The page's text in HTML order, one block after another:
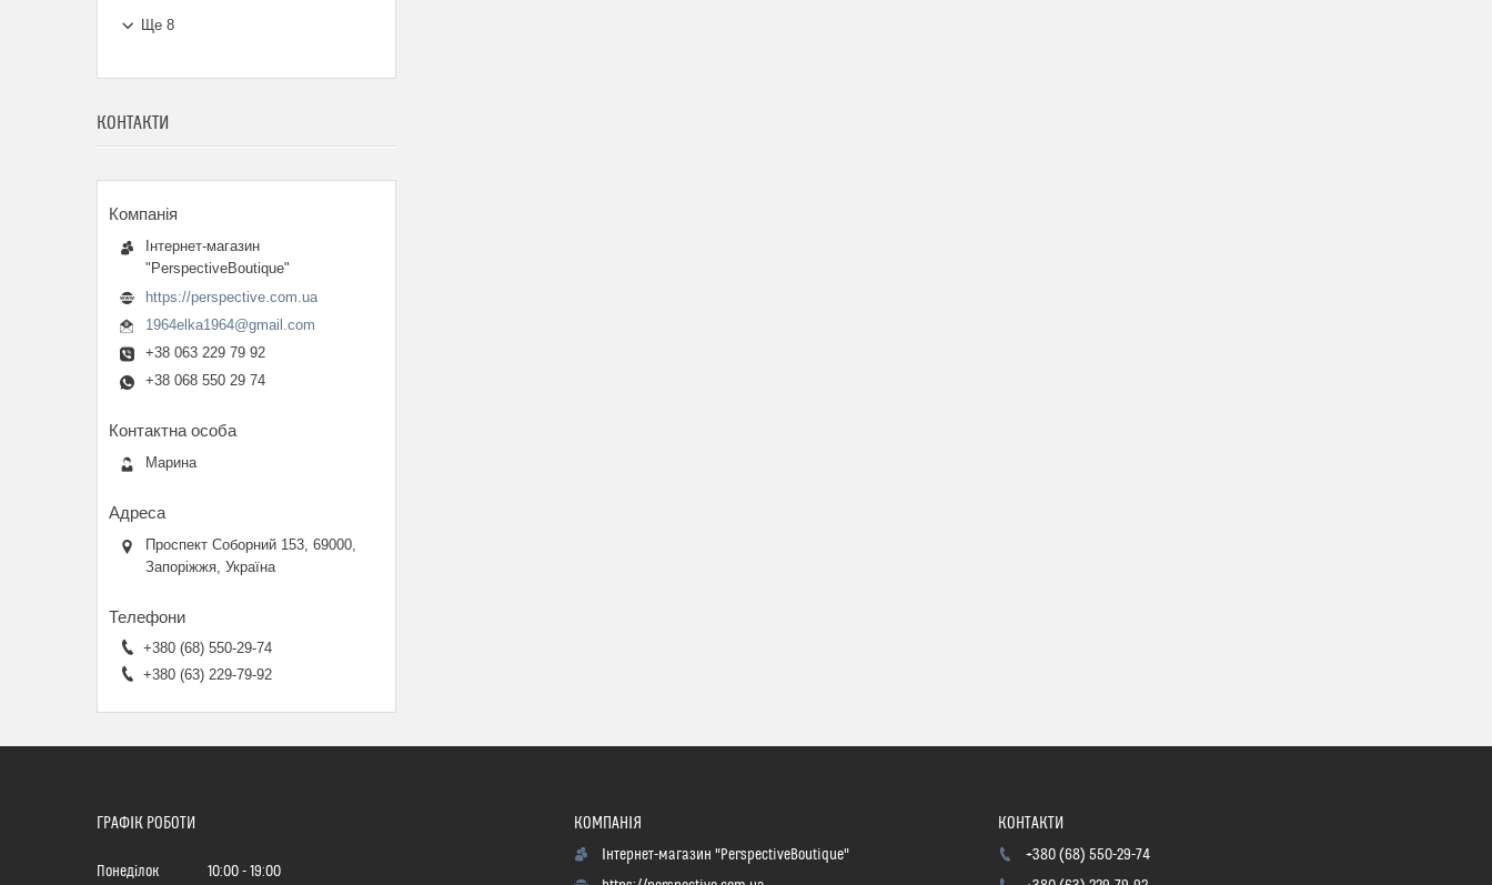
Ще 8
КОНТАКТИ
Інтернет-магазин
"PerspectiveBoutique"
https://perspective.com.ua
1964elka1964@gmail.com
+38 063 229 79 92
+38 068 550 29 74
Марина
Проспект Соборний 153, 69000,
Запоріжжя, Україна
+380 (68) 550-29-74
+380 (63) 229-79-92
ГРАФІК РОБОТИ
Понеділок 10:00 19:00
Інтернет-магазин "PerspectiveBoutique"
+380 (68) 550-29-74